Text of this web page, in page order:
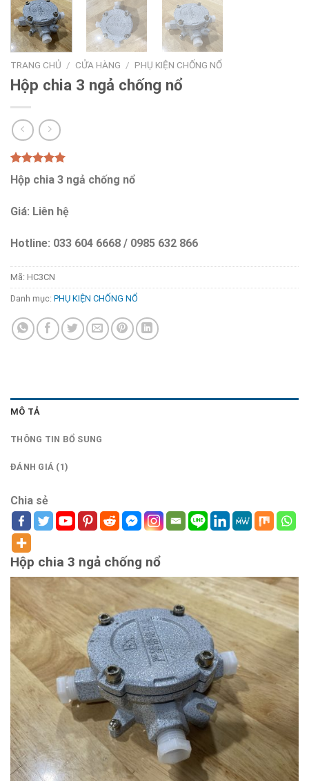
TRANG CHỦ / CỬA HÀNG / PHỤ KIỆN CHỐNG NỔ
Hộp chia 3 ngả chống nổ
5.00
trên 5
dựa trên
1Hộp chia 3 ngả chống nổ
Giá: Liên hệ
Hotline: 033 604 6668 / 0985 632 866
Mã: HC3CN
Danh mục: PHỤ KIỆN CHỐNG NỔ
MÔ TẢ
THÔNG TIN BỔ SUNG
ĐÁNH GIÁ (1)
Chia sẻ
Hộp chia 3 ngả chống nổ